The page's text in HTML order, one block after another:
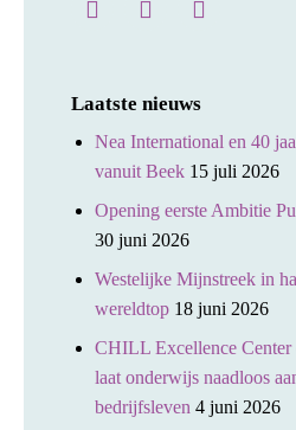
Laatste nieuws
Nea International en 40
vanuit Beek 15 juli 2026
Opening eerste Ambitie
30 juni 2026
Westelijke Mijnstreek in
wereldtop 18 juni 2026
CHILL Excellence
laat onderwijs naadloos
bedrijfsleven 4 juni 2026